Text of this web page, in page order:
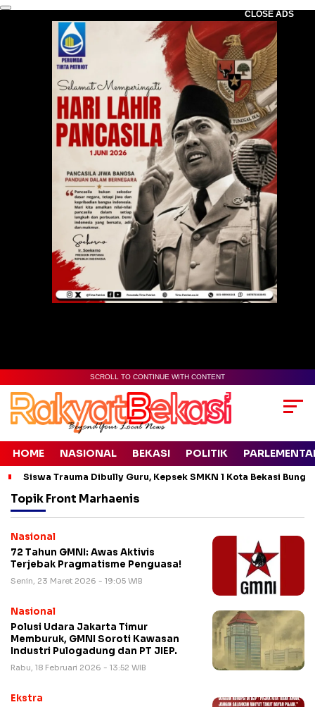
CLOSE ADS
SCROLL TO CONTINUE WITH CONTENT
HOME NASIONAL BEKASI POLITIK
Siswa Trauma Dibully Guru, Kepsek SMKN 1 Kota Bekasi
Topik Front Marhaenis
Nasional
72 Tahun GMNI: Awas Aktivis
Terjebak Pragmatisme Penguasa!
Senin, 23 Maret 2026 - 19:05 WIB
Nasional
Polusi Udara Jakarta Timur
Memburuk, GMNI Soroti Kawasan
Industri Pulogadung dan PT JIEP.
Rabu, 18 Februari 2026 - 13:52 WIB
Ekstra